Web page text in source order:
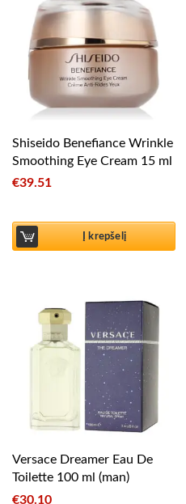
Shiseido Benefiance Wrinkle
Smoothing Eye Cream 15 ml
€39.51
Į krepšelį
Versace Dreamer Eau De
Toilette 100 ml (man)
€30.10